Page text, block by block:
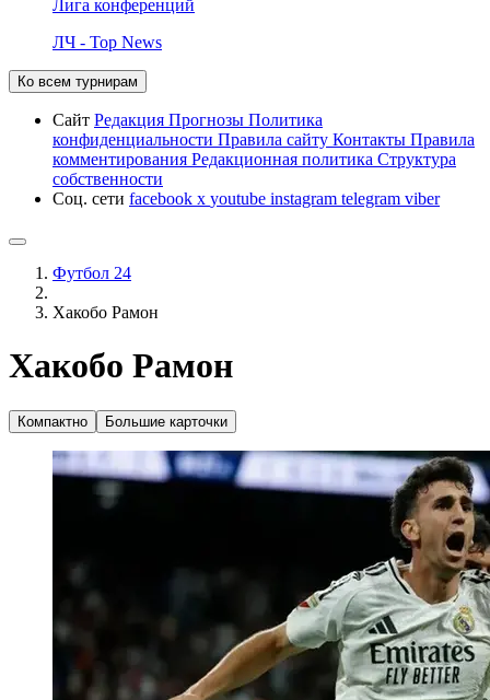
Лига конференций
ЛЧ - Top News
Ко всем турнирам
Сайт Редакция Прогнозы Политика
конфиденциальности Правила сайту Контакты Правила
комментирования Редакционная политика Структура
собственности
Соц. сети facebook x youtube instagram telegram viber
Футбол 24
Хакобо Рамон
Хакобо Рамон
Компактно Большие карточки